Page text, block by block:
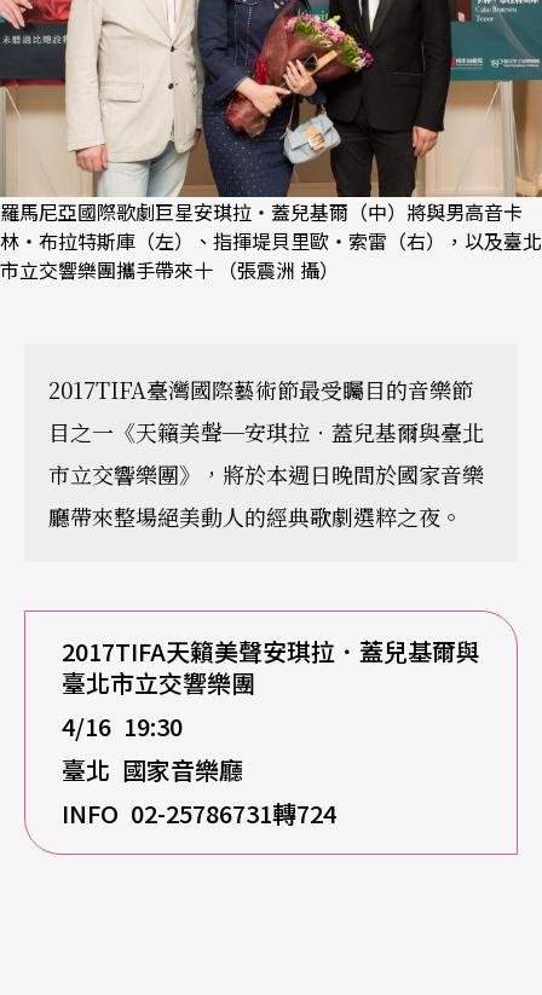
羅馬尼亞國際歌劇巨星安琪拉‧蓋兒基爾（中）將與男高音卡
林‧布拉特斯庫（左）、指揮堤貝里歐‧索雷（右），以及臺北
市立交響樂團攜手帶來十 （張震洲 攝）
2017TIFA臺灣國際藝術節最受矚目的音樂節
目之一《天籟美聲─安琪拉‧蓋兒基爾與臺北
市立交響樂團》，將於本週日晚間於國家音樂
廳帶來整場絕美動人的經典歌劇選粹之夜。
2017TIFA天籟美聲安琪拉．蓋兒基爾與
臺北市立交響樂團
4/16 19:30
臺北 國家音樂廳
INFO 02-25786731轉724